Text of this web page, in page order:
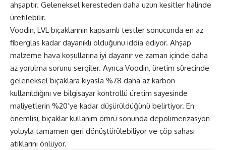
ahşaptır. Geleneksel keresteden daha uzun kesitler halinde
üretilebilir.
Voodin, LVL bıçaklarının kapsamlı testler sonucunda en az
fiberglas kadar dayanıklı olduğunu iddia ediyor. Ahşap
malzeme hava koşullarına iyi dayanır ve zaman içinde daha
az yorulma sorunu sergiler. Ayrıca Voodin, üretim sürecinde
geleneksel bıçaklara kıyasla %78 daha az karbon
kullanıldığını ve bilgisayar kontrollü üretim sayesinde
maliyetlerin %20’ye kadar düşürüldüğünü belirtiyor. En
önemlisi, bıçaklar kullanım ömrü sonunda depolimerizasyon
yoluyla tamamen geri dönüştürülebiliyor ve çöp sahası
atıklarını önlüyor.